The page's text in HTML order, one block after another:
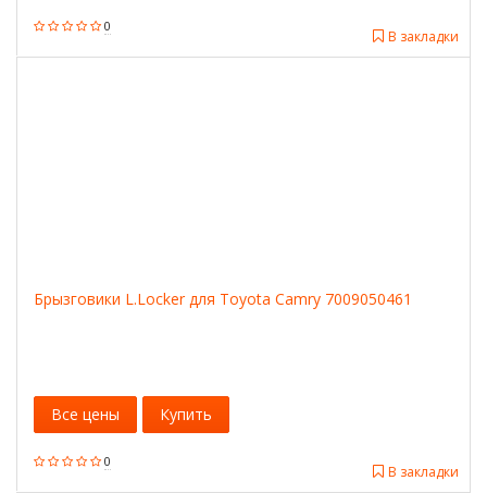
0
В закладки
Брызговики L.Locker для Toyota Camry 7009050461
0
В закладки
Все цены Купить